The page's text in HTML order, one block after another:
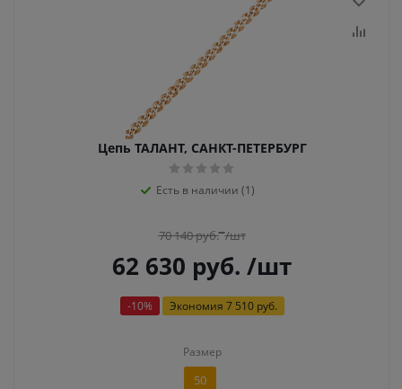
Цепь ТАЛАНТ, САНКТ-ПЕТЕРБУРГ
Есть в наличии (1)
70 140руб. /шт
62 630 руб. /шт
-10% Экономия 7 510 руб.
Размер
50